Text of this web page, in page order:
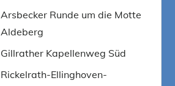
Arsbecker Runde um die Motte
Aldeberg
Gillrather Kapellenweg Süd
Rickelrath-Ellinghoven-